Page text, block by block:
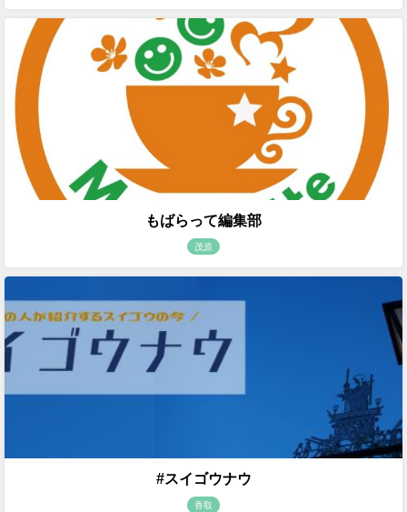
もばらって編集部
茂原
#スイゴウナウ
香取